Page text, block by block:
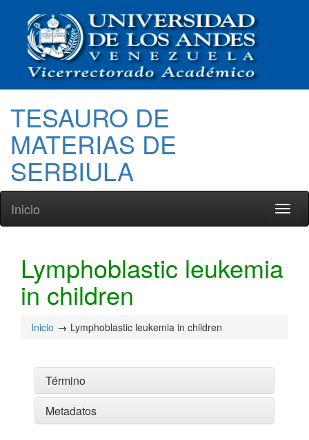
TESAURO DE
MATERIAS DE
SERBIULA
Inicio
Lymphoblastic leukemia
in children
Inicio Lymphoblastic leukemia in children
Término
Metadatos